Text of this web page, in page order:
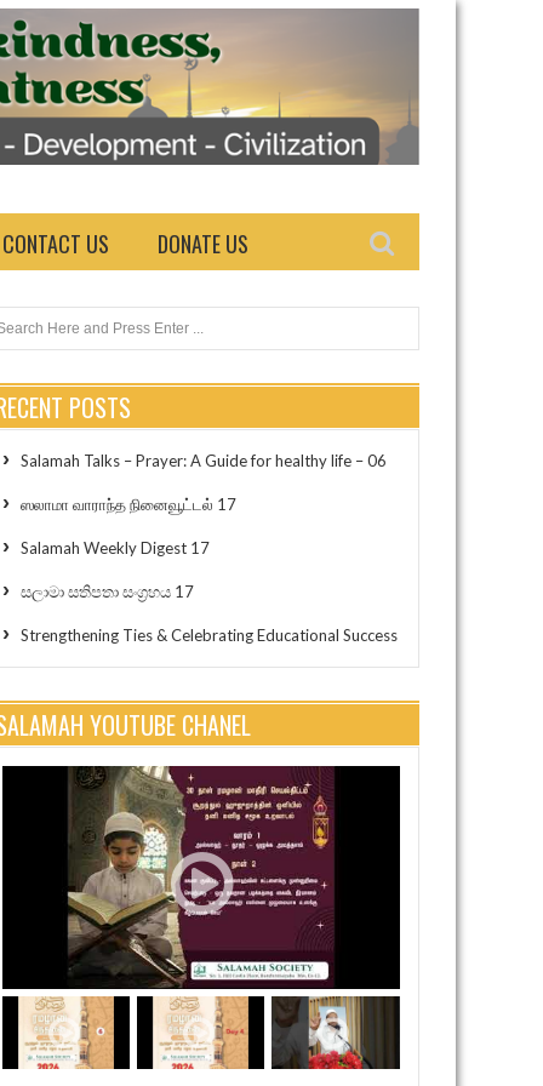
CONTACT US DONATE US
POSTS
Salamah Talks – Prayer: A Guide for healthy life – 06
ஸலாமா வாராந்த நினைவூட்டல் 17
Salamah Weekly Digest 17
සලාමා සතිපතා සංග්‍රහය 17
Strengthening Ties & Celebrating Educational Success
YOUTUBE CHANEL